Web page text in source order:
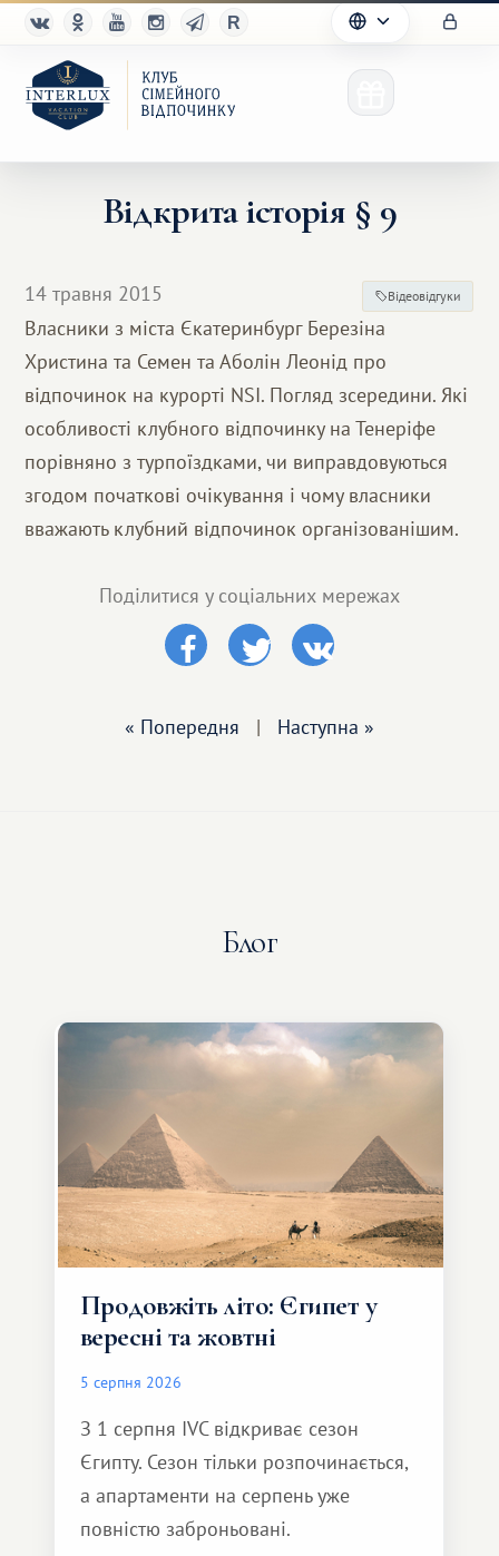
Переваги
Партнерам
Благотворительность
Відкрита історія § 9
14 травня 2015 Відеовідгуки
Власники з міста Єкатеринбург Березіна
Христина та Семен та Аболін Леонід про
відпочинок на курорті NSI. Погляд зсередини. Які
особливості клубного відпочинку на Тенеріфе
порівняно з турпоїздками, чи виправдовуються
згодом початкові очікування і чому власники
вважають клубний відпочинок організованішим.
Поділитися у соціальних мережах
« Попередня | Наступна »
Блог
Продовжіть літо: Єгипет у
вересні та жовтні
5 серпня 2026
З 1 серпня IVC відкриває сезон
Єгипту. Сезон тільки розпочинається,
а апартаменти на серпень уже
повністю заброньовані.